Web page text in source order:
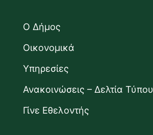
Ο Δήμος
Οικονομικά
Υπηρεσίες
Ανακοινώσεις – Δελτία Τύπου
Γίνε Εθελοντής